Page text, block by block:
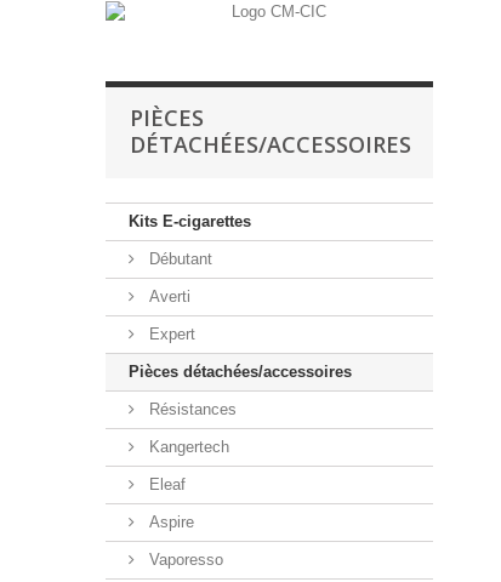
PIÈCES
DÉTACHÉES/ACCESSOIRES
Kits E-cigarettes
Débutant
Averti
Expert
Pièces détachées/accessoires
Résistances
Kangertech
Eleaf
Aspire
Vaporesso